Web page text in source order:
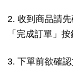
2. 收到商品請
「完成訂單」
3. 下單前欲確